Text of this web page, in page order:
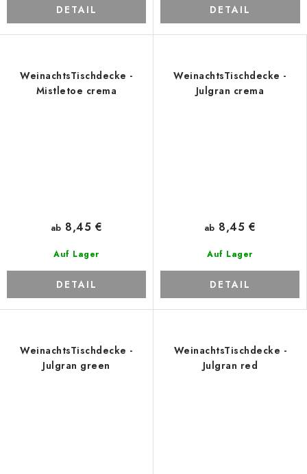
DETAIL DETAIL
WeinachtsTischdecke -
Mistletoe crema
Auf Lager
ab 8,45 €
DETAIL
WeinachtsTischdecke -
Julgran crema
Auf Lager
ab 8,45 €
DETAIL
WeinachtsTischdecke -
Julgran green
WeinachtsTischdecke -
Julgran red